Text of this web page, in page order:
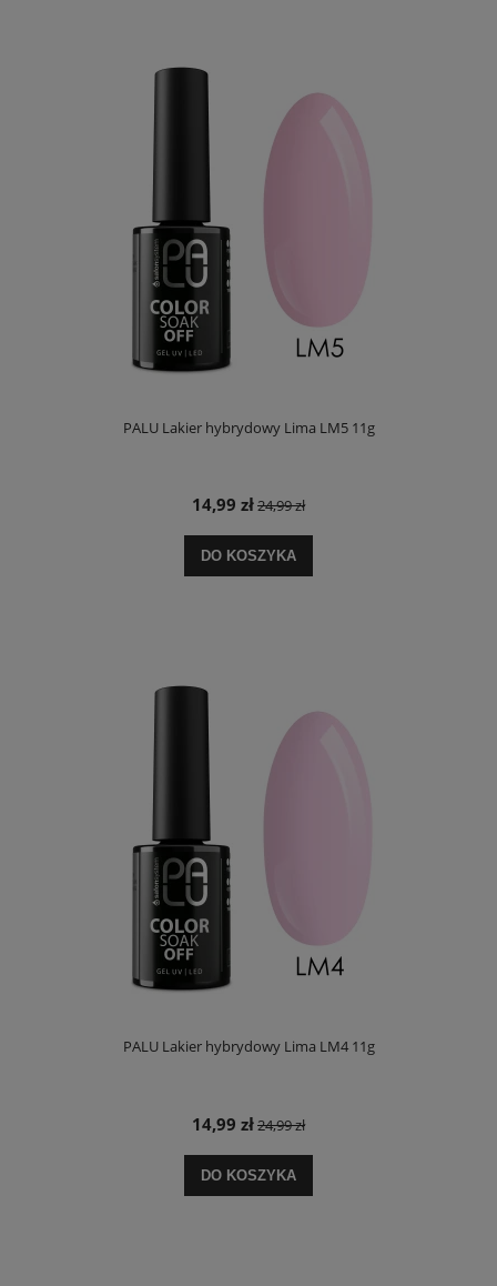
PALU Lakier hybrydowy Lima LM5 11g
14,99 zł24,99 zł
DO KOSZYKA
PALU Lakier hybrydowy Lima LM4 11g
14,99 zł24,99 zł
DO KOSZYKA